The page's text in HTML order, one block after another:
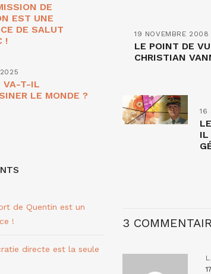
19 NOVEMBRE 2008
LE POINT DE
CHRISTIAN
16
IL
3
DE
EST UNE
DE SALUT
!
VA-T-IL
LE MONDE ?
de Quentin est un
!
directe est la seule